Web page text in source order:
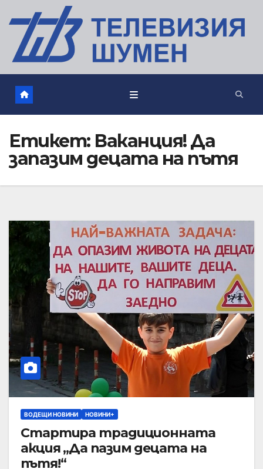
Етикет: Ваканция! Да
запазим децата на пътя
ВОДЕЩИ НОВИНИ НОВИНИ+
Стартира традиционната
акция „Да пазим децата на
пътя!“